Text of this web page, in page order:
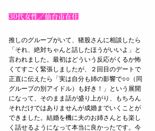
30代女性／仙台市在住
推しのグループがいて、猪股さんに相談したら
「それ、絶対ちゃんと話したほうがいいよ」と
言われました。最初はどういう反応がくるか怖
くてすごく緊張しましたが、２回目のデートで
正直に伝えたら「実は自分も姉の影響で○○（同
グループの別アイドル）も好き！」という展開
になって、そのまま話が盛り上がり、もちろん
それだけではありませんが成婚までいくことが
できました。結婚を機に夫のお姉さんとも楽し
く話せるようになって本当に良かったです。今